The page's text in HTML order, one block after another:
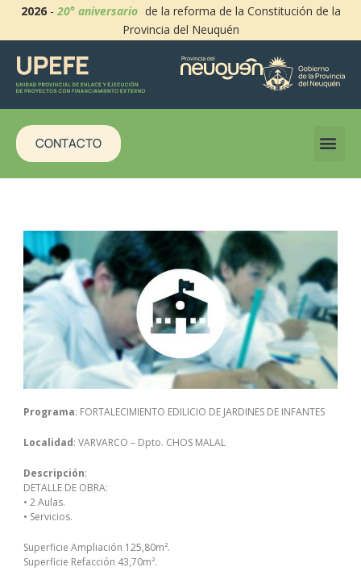
2026-20° aniversario de la reforma de la Constitución de la
Provincia del Neuquén
CONTACTO
Programa: FORTALECIMIENTO EDILICIO DE JARDINES DE INFANTES
Localidad: VARVARCO – Dpto. CHOS MALAL
Descripción:
DETALLE DE OBRA:
• 2 Aulas.
• Servicios.
Superficie Ampliación 125,80m².
Superficie Refacción 43,70m².